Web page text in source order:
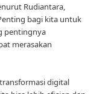
Rudiantara,
bagi kita untuk
pentingnya
merasakan
digital